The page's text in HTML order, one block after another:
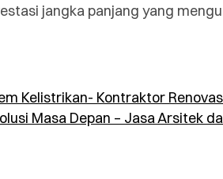
jangka panjang yang
Kelistrikan- Kontraktor
Masa Depan – Jasa Arsitek